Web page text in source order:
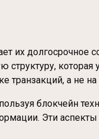
их
транзакций, а не
блокчейн
Эти